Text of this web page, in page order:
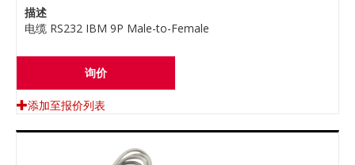
描述
电缆 RS232 IBM 9P Male-to-Female
询价
添加至报价列表